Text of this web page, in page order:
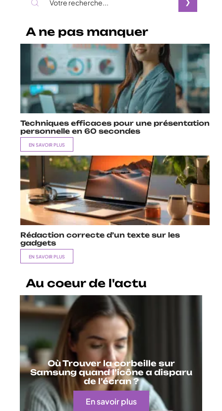
A ne pas manquer
Techniques efficaces pour une présentation
personnelle en 60 secondes
EN SAVOIR PLUS
Rédaction correcte d’un texte sur les
gadgets
EN SAVOIR PLUS
Au coeur de l'actu
Où Trouver la corbeille sur
Samsung quand l’icône a disparu
de l’écran ?
En savoir plus